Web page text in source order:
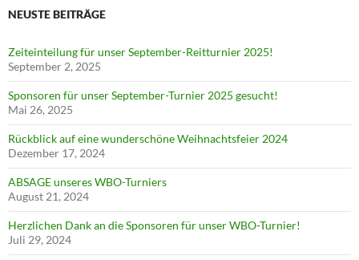
NEUSTE BEITRÄGE
Zeiteinteilung für unser September-Reitturnier 2025!
September 2, 2025
Sponsoren für unser September-Turnier 2025 gesucht!
Mai 26, 2025
Rückblick auf eine wunderschöne Weihnachtsfeier 2024
Dezember 17, 2024
ABSAGE unseres WBO-Turniers
August 21, 2024
Herzlichen Dank an die Sponsoren für unser WBO-Turnier!
Juli 29, 2024